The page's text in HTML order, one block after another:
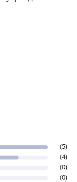
(5)
(4)
(0)
(0)